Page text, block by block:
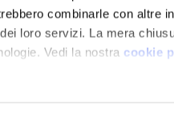
combinarle con altre
loro servizi. La mera
Vedi la nostra cookie